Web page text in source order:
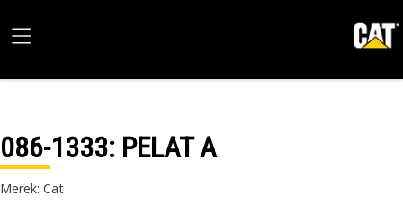
086-1333: PELAT A
Merek: Cat